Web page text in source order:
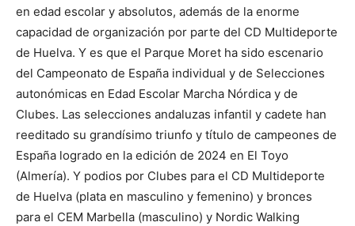
en edad escolar y absolutos, además de la enorme
capacidad de organización por parte del CD Multideporte
de Huelva. Y es que el Parque Moret ha sido escenario
del Campeonato de España individual y de Selecciones
autonómicas en Edad Escolar Marcha Nórdica y de
Clubes. Las selecciones andaluzas infantil y cadete han
reeditado su grandísimo triunfo y título de campeones de
España logrado en la edición de 2024 en El Toyo
(Almería). Y podios por Clubes para el CD Multideporte
de Huelva (plata en masculino y femenino) y bronces
para el CEM Marbella (masculino) y Nordic Walking